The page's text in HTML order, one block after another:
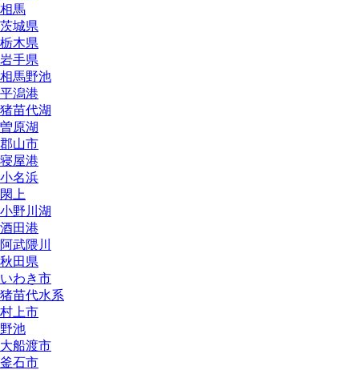
相馬
茨城県
栃木県
岩手県
相馬野池
平潟港
猪苗代湖
曽原湖
郡山市
寝屋港
小名浜
閖上
小野川湖
酒田港
阿武隈川
秋田県
いわき市
猪苗代水系
村上市
野池
大船渡市
釜石市